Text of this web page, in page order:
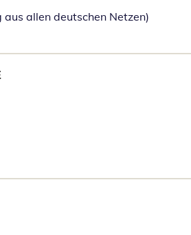
allen deutschen Netzen)